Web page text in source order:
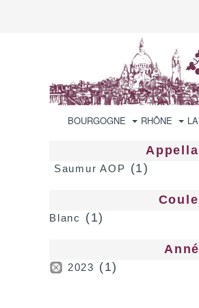
BOURGOGNE RHÔNE
Saumur AOP (1)
Blanc (1)
2023 (1)